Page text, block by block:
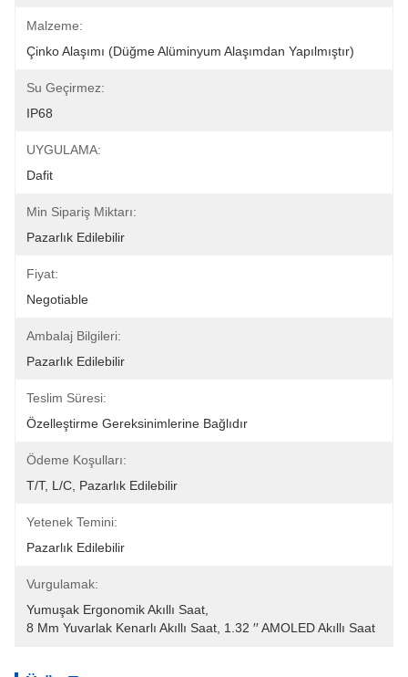
Malzeme:
Çinko Alaşımı (düğme Alüminyum Alaşımdan Yapılmıştır)
Su Geçirmez:
IP68
UYGULAMA:
Dafit
Min Sipariş Miktarı:
Pazarlık Edilebilir
Fiyat:
Negotiable
Ambalaj Bilgileri:
Pazarlık Edilebilir
Teslim Süresi:
Özelleştirme Gereksinimlerine Bağlıdır
Ödeme Koşulları:
T/T, L/C, Pazarlık Edilebilir
Yetenek Temini:
Pazarlık Edilebilir
Vurgulamak:
Yumuşak Ergonomik Akıllı Saat
8 Mm Yuvarlak Kenarlı Akıllı Saat 1.32 ′′ AMOLED Akıllı Saat